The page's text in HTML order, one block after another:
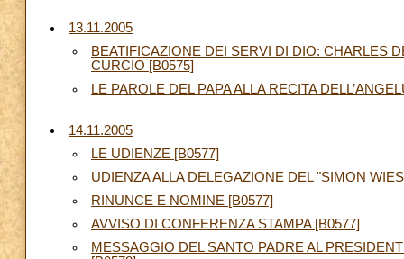
13.11.2005
BEATIFICAZIONE DEI SERVI DI DIO: CHARLES
CURCIO [B0575]
LE PAROLE DEL PAPA ALLA RECITA
14.11.2005
LE UDIENZE [B0577]
UDIENZA ALLA DELEGAZIONE DEL "SIMON
RINUNCE E NOMINE [B0577]
AVVISO DI CONFERENZA STAMPA [B0577]
MESSAGGIO DEL SANTO PADRE AL